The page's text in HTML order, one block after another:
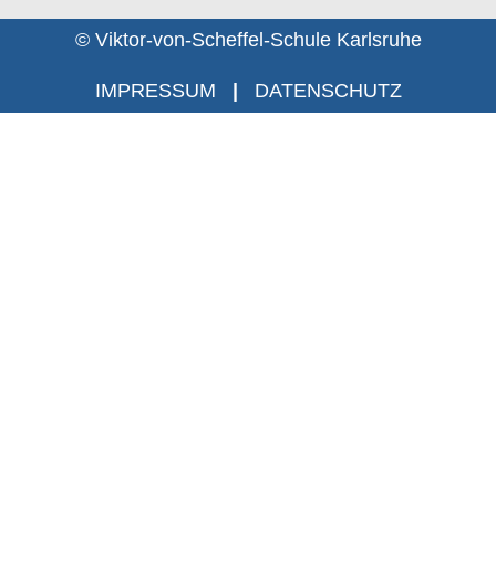
© Viktor-von-Scheffel-Schule Karlsruhe
IMPRESSUM DATENSCHUTZ